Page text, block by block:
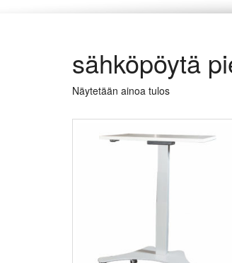
sähköpöytä
Näytetään ainoa tulos